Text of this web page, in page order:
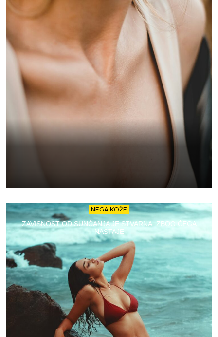
NEGA KOŽE
ZAVISNOST OD SUNČANJA JE STVARNA: ZBOG ČEGA
NASTAJE